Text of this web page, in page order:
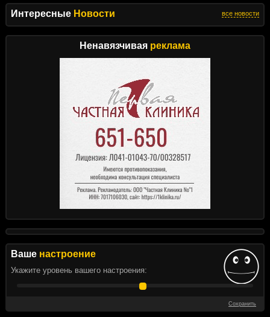
Интересные Новости все новости
Ненавязчивая реклама
Ваше настроение
Укажите уровень вашего настроения:
Сохранить